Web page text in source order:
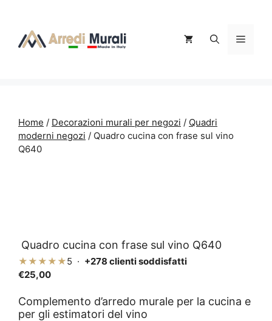
contenuto
Menu
Home / Decorazioni murali per negozi / Quadri
moderni negozi / Quadro cucina con frase sul vino
Q640
Quadro cucina con frase sul vino Q640
★★★★★5 · +278 clienti soddisfatti
€25,00
Complemento d’arredo murale per la cucina e
per gli estimatori del vino